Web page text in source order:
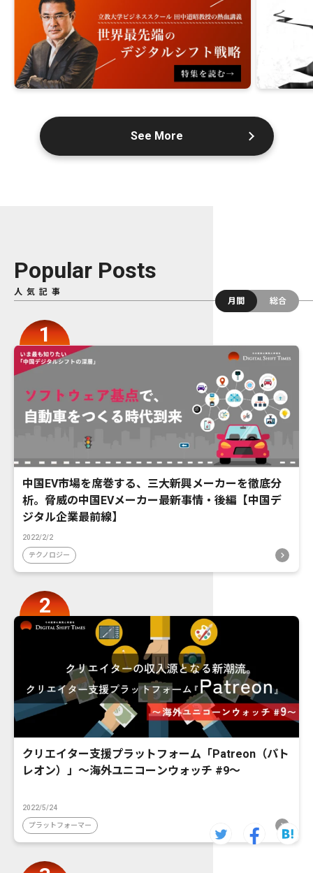
See More
Popular Posts
人気記事
月間
総合
中国EV市場を席巻する、三大新興メーカーを徹底分
析。脅威の中国EVメーカー最新事情・後編【中国デ
ジタル企業最前線】
2022/2/2
テクノロジー
クリエイター支援プラットフォーム「Patreon（パト
レオン）」〜海外ユニコーンウォッチ #9〜
2022/5/24
プラットフォーマー